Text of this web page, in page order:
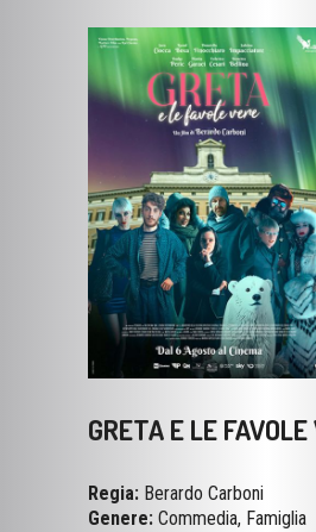
GRETA E LE FAVOLE
Regia: Berardo Carboni
Durata:93'
Cast:Demetra Bellina,